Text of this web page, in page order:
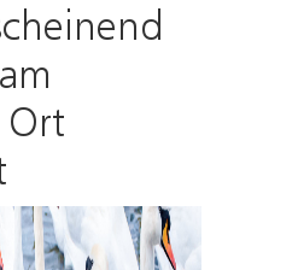
Ort